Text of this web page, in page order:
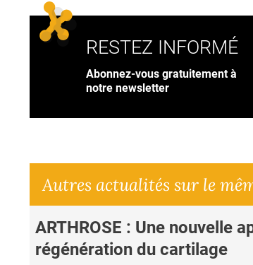
RESTEZ INFORMÉ
Abonnez-vous gratuitement à
notre newsletter
Autres actualités sur le
ARTHROSE : Une nouvelle
régénération du cartilage